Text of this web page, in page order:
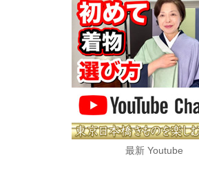
最新 Youtube